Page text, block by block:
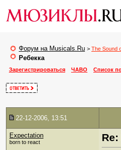
Форум на Musicals.Ru > The Sound
Ребекка
Зарегистрироваться ЧАВО Список
22-12-2006, 13:51
Expectation
born to react
Re: